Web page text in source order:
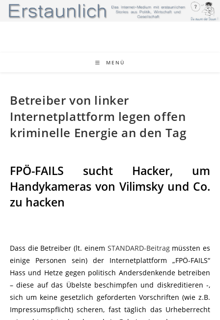
Zum
Inhalt
MENÜ
Betreiber von linker
Internetplattform legen offen
kriminelle Energie an den Tag
FPÖ-FAILS sucht Hacker, um
Handykameras von Vilimsky und Co.
zu hacken
Dass die Betreiber (lt. einem STANDARD-Beitragmüssten es
einige Personen sein) der Internetplattform „FPÖ-FAILS“
Hass und Hetze gegen politisch Andersdenkende betreiben
– diese auf das Übelste beschimpfen und diskreditieren -,
sich um keine gesetzlich geforderten Vorschriften (wie z.B.
Impressumspflicht) scheren, fast täglich das Urheberrecht